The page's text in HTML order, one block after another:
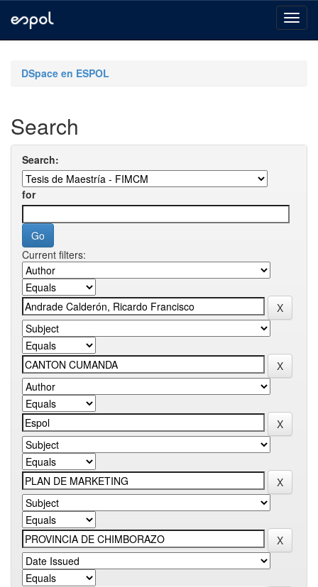
navigationDSpace en ESPOL
Search
Search:
for
Current filters: